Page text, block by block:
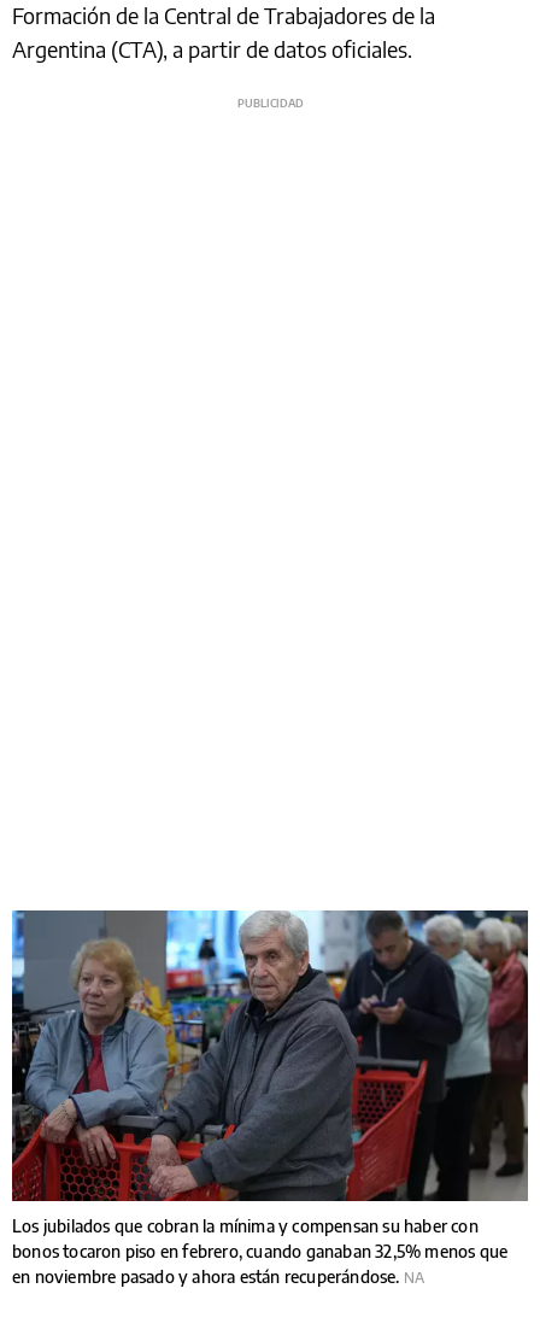
Formación de la Central de Trabajadores de la
Argentina (CTA), a partir de datos oficiales.
Los jubilados que cobran la mínima y compensan su haber con
bonos tocaron piso en febrero, cuando ganaban 32,5% menos que
en noviembre pasado y ahora están recuperándose. NA